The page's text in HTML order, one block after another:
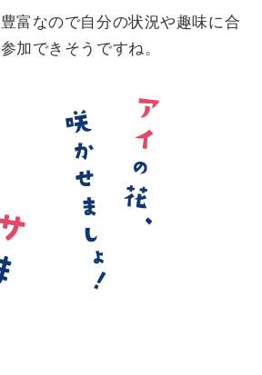
富なので自分の状況や趣味に合
加できそうですね。